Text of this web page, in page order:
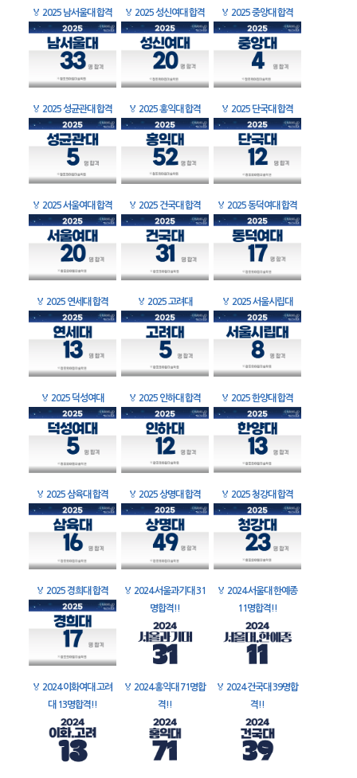
🏅 2025 남서울대 합격 🏅 2025 성신여대 합격 🏅 2025 중앙대 합격
🏅 2025 성균관대 합격 🏅 2025 홍익대 합격 🏅 2025 단국대 합격
🏅 2025 서울여대 합격 🏅 2025 건국대 합격 🏅 2025 동덕여대 합격
🏅 2025 연세대 합격 🏅 2025 고려대 🏅 2025 서울시립대
🏅 2025 덕성여대 🏅 2025 인하대 합격 🏅 2025 한양대 합격
🏅 2025 삼육대 합격 🏅 2025 상명대 합격 🏅 2025 청강대 합격
🏅 2025 경희대 합격 🏅 2024 서울과기대 31
명합격!!
🏅 2024 서울대 한예종
11명합격!!
🏅 2024 이화여대 고려
대 13명합격!!
🏅 2024 홍익대 71명합
격!!
🏅 2024 건국대 39명합
격!!